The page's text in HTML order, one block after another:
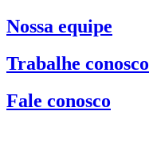
Nossa equipe
Trabalhe conosco
Fale conosco